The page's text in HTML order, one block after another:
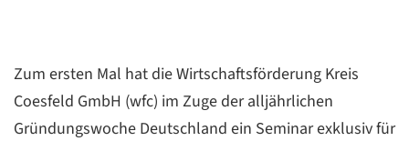
Zum ersten Mal hat die Wirtschaftsförderung Kreis
Coesfeld GmbH (wfc) im Zuge der alljährlichen
Gründungswoche Deutschland ein Seminar exklusiv für